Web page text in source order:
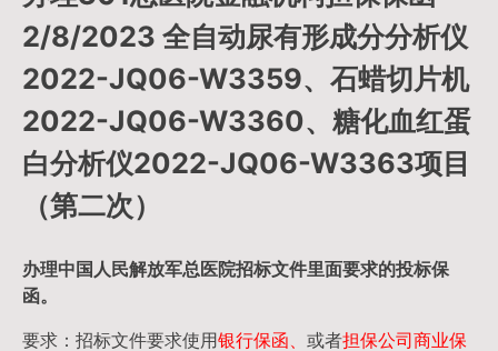
2/8/2023 全自动尿有形成分分析仪
2022-JQ06-W3359、石蜡切片机
2022-JQ06-W3360、糖化血红蛋
白分析仪2022-JQ06-W3363项目
（第二次）
办理中国人民解放军总医院招标文件里面要求的投标保
函。
要求：招标文件要求使用银行保函、 或者担保公司商业保